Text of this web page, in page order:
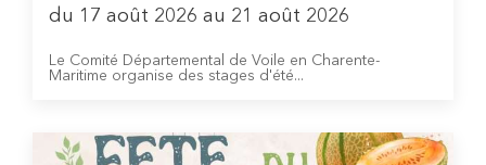
du 17 août 2026 au 21 août 2026
Le Comité Départemental de Voile en Charente-
Maritime organise des stages d'été...